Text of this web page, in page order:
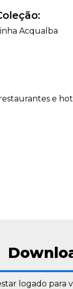
Acqualba
e
logado para